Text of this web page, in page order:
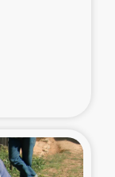
再建支援
援